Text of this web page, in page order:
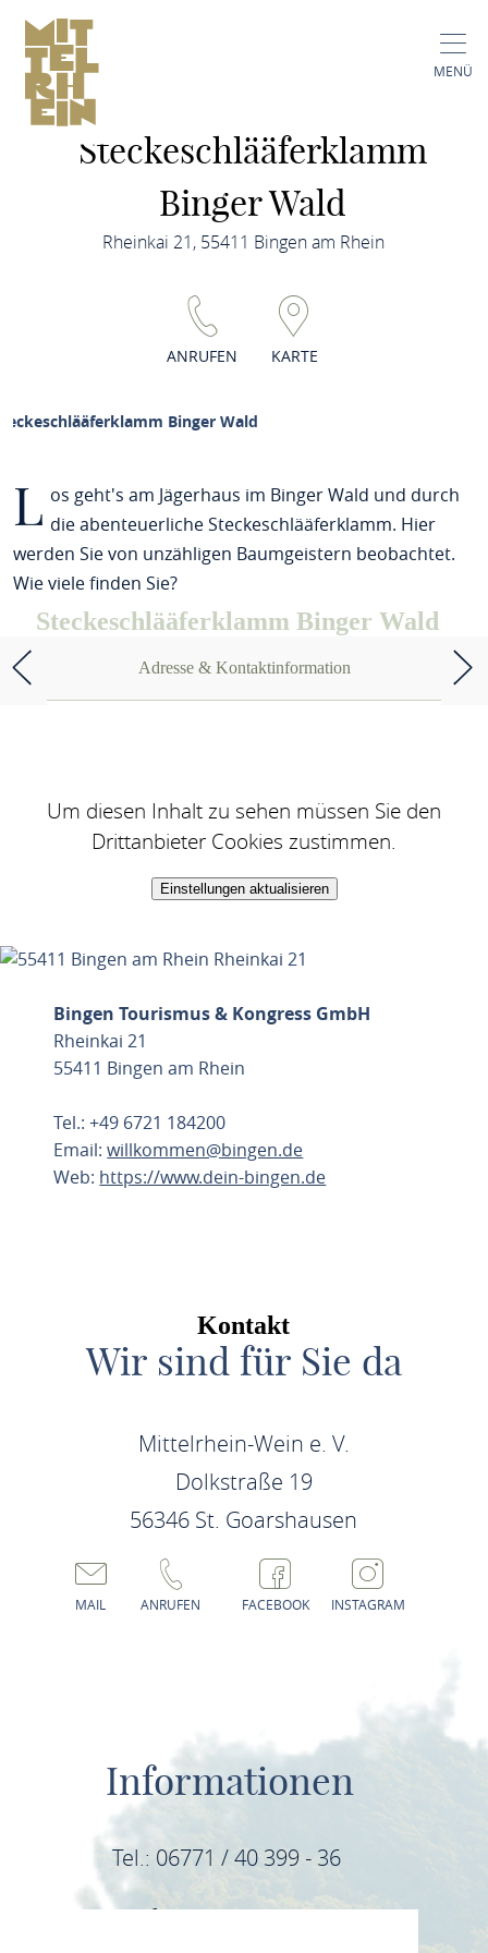
MENÜ
Steckeschlääferklamm
Binger Wald
Rheinkai 21, 55411 Bingen am Rhein
ANRUFEN KARTE
Binger Wald
L os geht's am Jägerhaus im Binger Wald und durch
die abenteuerliche Steckeschlääferklamm. Hier
werden Sie von unzähligen Baumgeistern beobachtet.
Wie viele finden Sie?
Steckeschlääferklamm Binger Wald
Adresse & Kontaktinformation
Um diesen Inhalt zu sehen müssen Sie den
Drittanbieter Cookies zustimmen.
Einstellungen aktualisieren
Bingen Tourismus & Kongress GmbH
Rheinkai 21
55411 Bingen am Rhein
Tel.: +49 6721 184200
Email:willkommen@bingen.de
Web: https://www.dein-bingen.de
Kontakt
Wir sind für Sie da
Mittelrhein-Wein e. V.
Dolkstraße 19
56346 St. Goarshausen
MAIL ANRUFEN FACEBOOK INSTAGRAM
Informationen
Tel.: 06771 / 40 399 - 36
E-Mail: info@mittelrhein-wein.com